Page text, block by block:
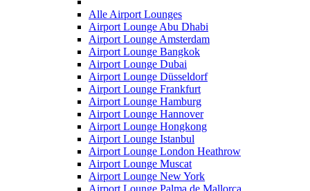
Alle Airport Lounges
Airport Lounge Abu Dhabi
Airport Lounge Amsterdam
Airport Lounge Bangkok
Airport Lounge Dubai
Airport Lounge Düsseldorf
Airport Lounge Frankfurt
Airport Lounge Hamburg
Airport Lounge Hannover
Airport Lounge Hongkong
Airport Lounge Istanbul
Airport Lounge London Heathrow
Airport Lounge Muscat
Airport Lounge New York
Airport Lounge Palma de Mallorca